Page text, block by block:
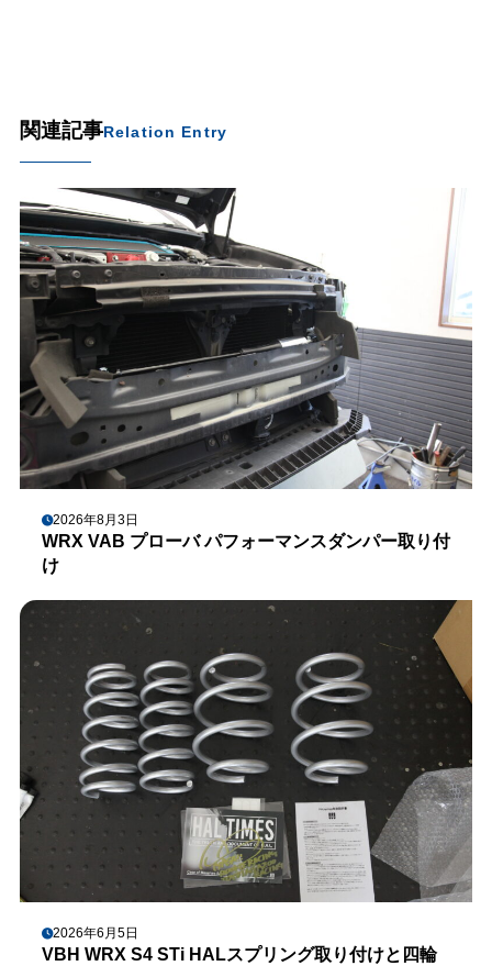
関連記事Relation Entry
2026年8月3日
WRX VAB プローバ パフォーマンスダンパー取り付
け
2026年6月5日
VBH WRX S4 STi HALスプリング取り付けと四輪